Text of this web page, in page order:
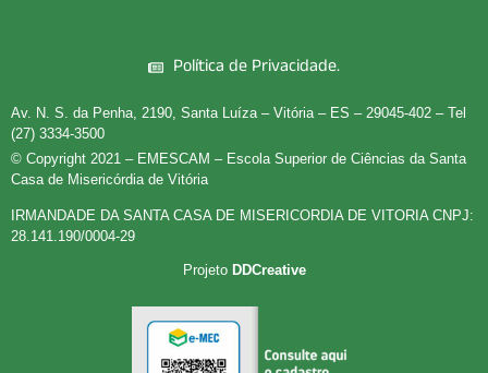
Política de Privacidade.
Av. N. S. da Penha, 2190, Santa Luíza – Vitória – ES – 29045-402 – Tel
(27) 3334-3500
© Copyright 2021 – EMESCAM – Escola Superior de Ciências da Santa
Casa de Misericórdia de Vitória
IRMANDADE DA SANTA CASA DE MISERICORDIA DE VITORIA CNPJ:
28.141.190/0004-29
Projeto DDCreative